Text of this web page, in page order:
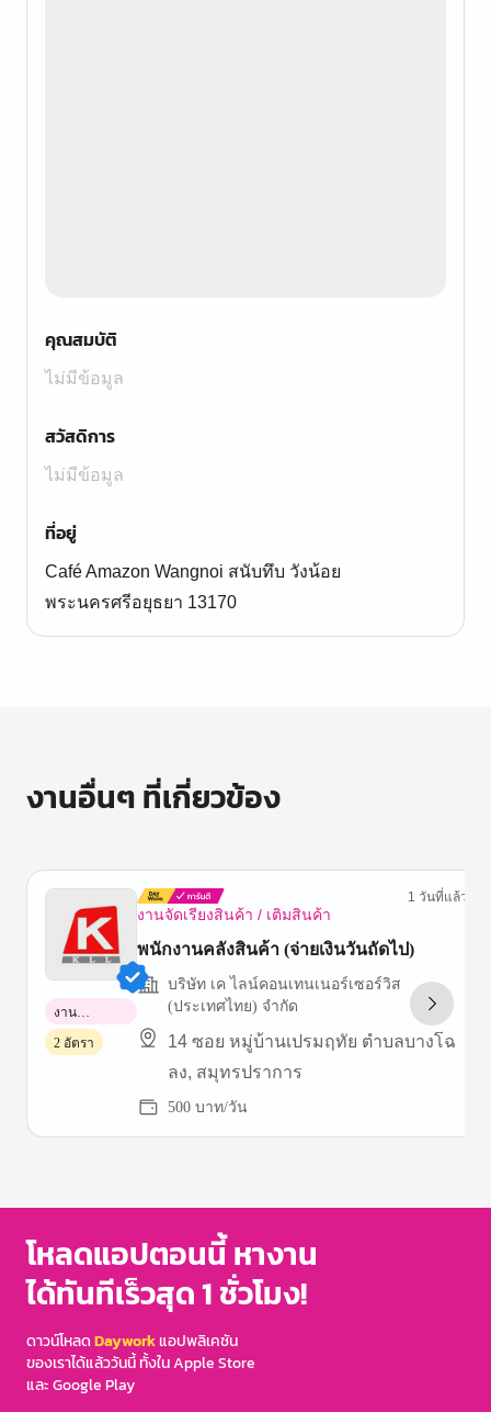
คุณสมบัติ
ไม่มีข้อมูล
สวัสดิการ
ไม่มีข้อมูล
ที่อยู่
Café Amazon Wangnoi สนับทึบ วังน้อย
พระนครศรีอยุธยา 13170
งานอื่นๆ ที่เกี่ยวข้อง
งานจัดเรียงสินค้า / เติมสินค้า
1 วันที่แล้ว
พนักงานคลังสินค้า (จ่ายเงินวันถัดไป)
บริษัท เค ไลน์คอนเทนเนอร์เซอร์วิส
(ประเทศไทย) จำกัด
14 ซอย หมู่บ้านเปรมฤทัย ตำบลบางโฉ
ลง, สมุทรปราการ
500 บาท/วัน
งาน
พาร์ทไทม์
2 อัตรา
of
โหลดแอปตอนนี้ หางาน
ได้ทันทีเร็วสุด 1 ชั่วโมง!
ดาวน์โหลดDayworkแอปพลิเคชัน
ของเราได้แล้ววันนี้ ทั้งใน Apple Store
และ Google Play